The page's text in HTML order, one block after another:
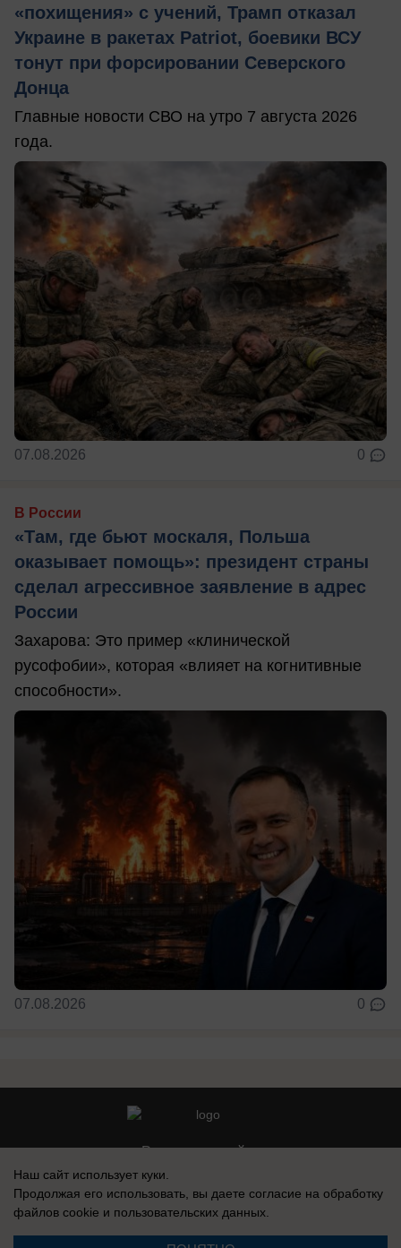
«похищения» с учений, Трамп отказал
Украине в ракетах Patriot, боевики ВСУ
тонут при форсировании Северского
Донца
Главные новости СВО на утро 7 августа 2026
года.
07.08.2026 0
В России
«Там, где бьют москаля, Польша
оказывает помощь»: президент страны
сделал агрессивное заявление в адрес
России
Захарова: Это пример «клинической
русофобии», которая «влияет на когнитивные
способности».
07.08.2026 0
Реклама на сайте
Наш сайт использует куки.
Продолжая его использовать, вы даете согласие на обработку
файлов cookie и пользовательских данных.